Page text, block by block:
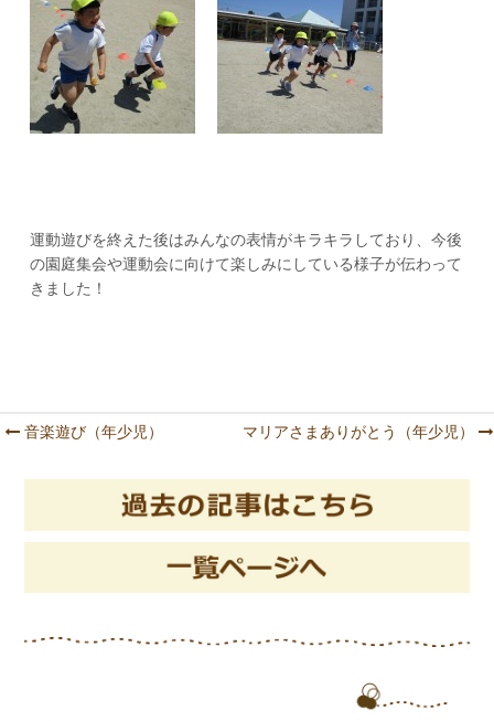
運動遊びを終えた後はみんなの表情がキラキラしており、今後
の園庭集会や運動会に向けて楽しみにしている様子が伝わって
きました！
Post navigation
音楽遊び（年少児） マリアさまありがとう（年少児）